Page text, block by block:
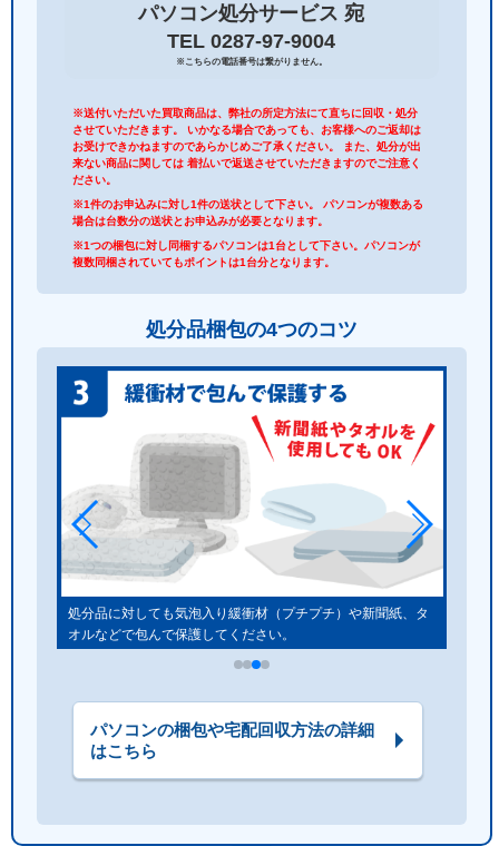
パソコン処分サービス 宛
TEL 0287-97-9004
※こちらの電話番号は繋がりません。
※送付いただいた買取商品は、弊社の所定方法にて直ちに回収・処分
させていただきます。 いかなる場合であっても、お客様へのご返却は
お受けできかねますのであらかじめご了承ください。 また、処分が出
来ない商品に関しては 着払いで返送させていただきますのでご注意く
ださい。
※1件のお申込みに対し1件の送状として下さい。 パソコンが複数ある
場合は台数分の送状とお申込みが必要となります。
※1つの梱包に対し同梱するパソコンは1台として下さい。パソコンが
複数同梱されていてもポイントは1台分となります。
処分品梱包の4つのコツ
処分品に対しても気泡入り緩衝材（プチプチ）や新聞紙、タ
オルなどで包んで保護してください。
パソコンの梱包や宅配回収方法の詳細
はこちら